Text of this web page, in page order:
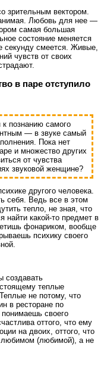
зрительным вектором.
Любовь для нее —
самая большая
состояние меняется
секунду смеется. Живые,
чувств от своих
в паре отступило
познанию самого
— в звуке самый
Пока нет
и множество других
от чувства
звуковой женщине?
другого человека.
себя. Ведь все в этом
тепло, не зная, что
найти какой-то предмет в
фонариком, вообще
психику своего
создавать
теплые
не потому, что
в ресторане по
своего
оттого, что ему
на двоих, оттого, что
любимом (любимой), а не